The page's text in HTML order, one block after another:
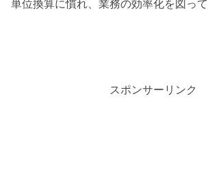
単位換算に慣れ、業務の効率化を図って
スポンサーリンク